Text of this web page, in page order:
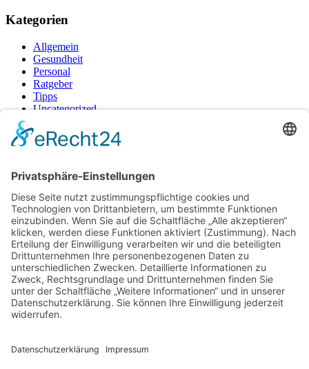
Kategorien
Allgemein
Gesundheit
Personal
Ratgeber
Tipps
Uncategorized
Neueste Beiträge
Raucherpause gestalten: Vape als Alternative zur Zigarette?
Finanzierungslücken entlarvt: So vermeiden Sie teure
Überraschungen bei Immobilieninvestitionen
Wie Ihr Unternehmen mit cleverer Ressourcenschonung
Betriebskosten spürbar senkt
Warum herkömmliche Methoden an ihre Grenzen stoßen –
und wo echte Hautstraffung beginnt
Wenn das Auto ausfällt: Wie Unternehmen den Pendler-Stau
clever umgehen
© Copyright - Rund um die Arbeitswelt
Facebook
Mail